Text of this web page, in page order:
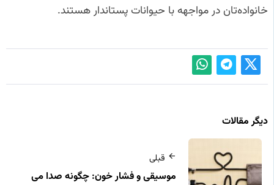
خانواده‌تان در مواجهه با حیوانات پستاندار هستند.
دیگر مقالات
قبلی
موسیقی و فشار خون: چگونه صدا می‌